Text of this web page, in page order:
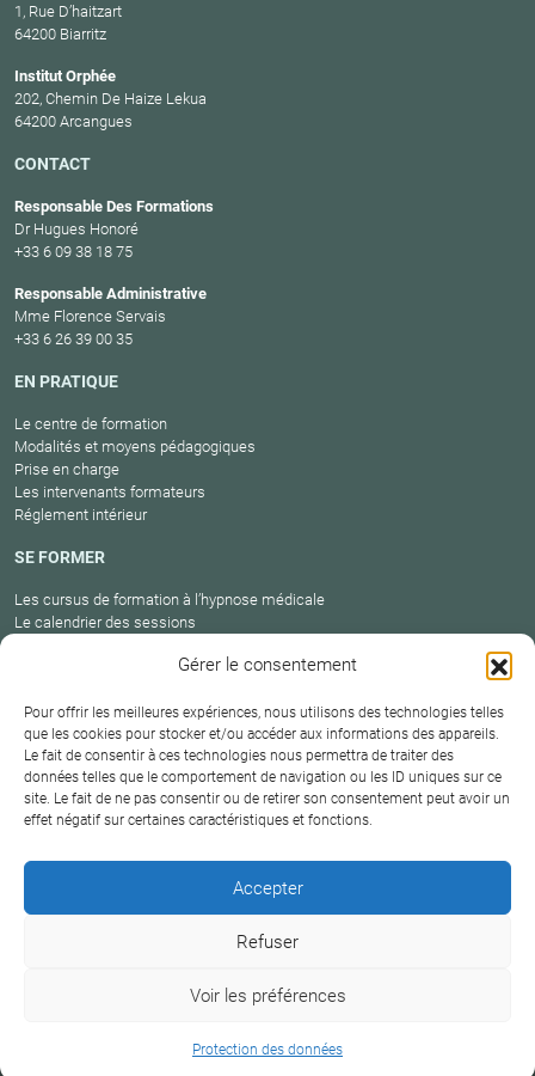
Gérer le consentement
Pour offrir les meilleures expériences, nous utilisons des technologies telles
que les cookies pour stocker et/ou accéder aux informations des appareils.
Le fait de consentir à ces technologies nous permettra de traiter des
données telles que le comportement de navigation ou les ID uniques sur ce
site. Le fait de ne pas consentir ou de retirer son consentement peut avoir un
effet négatif sur certaines caractéristiques et fonctions.
Accepter
Refuser
Voir les préférences
Protection des données
1, Rue D’haitzart
64200 Biarritz
Institut Orphée
202, Chemin De Haize Lekua
64200 Arcangues
CONTACT
Responsable Des Formations
Dr Hugues Honoré
+33 6 09 38 18 75
Responsable Administrative
Mme Florence Servais
+33 6 26 39 00 35
EN PRATIQUE
Le centre de formation
Modalités et moyens pédagogiques
Prise en charge
Les intervenants formateurs
Réglement intérieur
SE FORMER
Les cursus de formation à l’hypnose médicale
Le calendrier des sessions
Mentions
légales
Conditions
générales de
vente
Plan
du site
Contact
Protection
des données
basque © 2026
DERNIÈRE MISE À JOUR :